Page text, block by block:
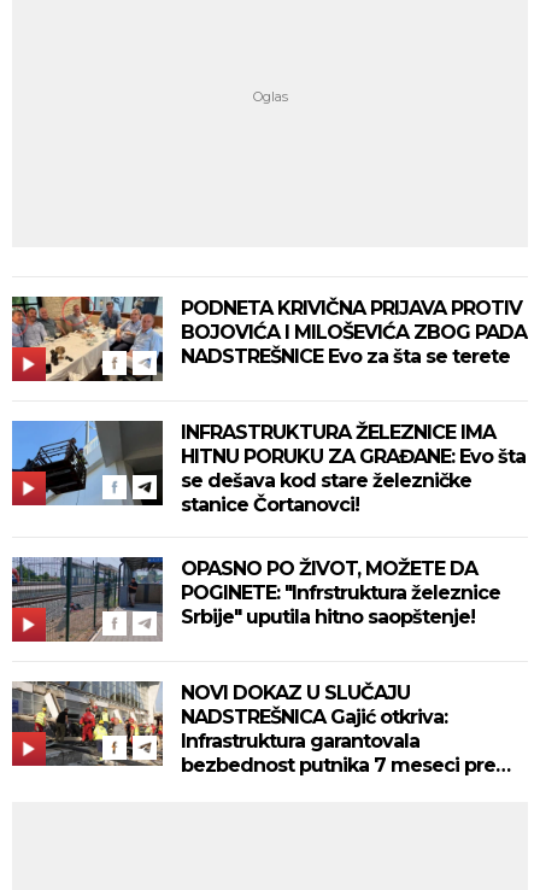
PODNETA KRIVIČNA PRIJAVA PROTIV
BOJOVIĆA I MILOŠEVIĆA ZBOG PADA
NADSTREŠNICE Evo za šta se terete
INFRASTRUKTURA ŽELEZNICE IMA
HITNU PORUKU ZA GRAĐANE: Evo šta
se dešava kod stare železničke
stanice Čortanovci!
OPASNO PO ŽIVOT, MOŽETE DA
POGINETE: "Infrstruktura železnice
Srbije" uputila hitno saopštenje!
NOVI DOKAZ U SLUČAJU
NADSTREŠNICA Gajić otkriva:
Infrastruktura garantovala
bezbednost putnika 7 meseci pre